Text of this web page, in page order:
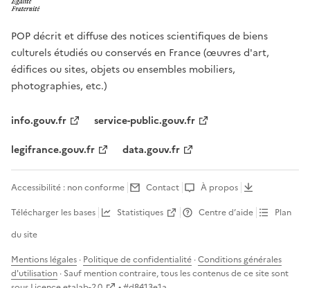
POP décrit et diffuse des notices scientifiques de biens
culturels étudiés ou conservés en France (œuvres d'art,
édifices ou sites, objets ou ensembles mobiliers,
photographies, etc.)
info.gouv.fr
service-public.gouv.fr
legifrance.gouv.fr
data.gouv.fr
Accessibilité : non conforme Contact
À propos
Télécharger les bases
Statistiques Centre d’aide
Plan
du site
Mentions légales · Politique de confidentialité ·Conditions générales
d'utilisation · Sauf mention contraire, tous les contenus de ce site sont